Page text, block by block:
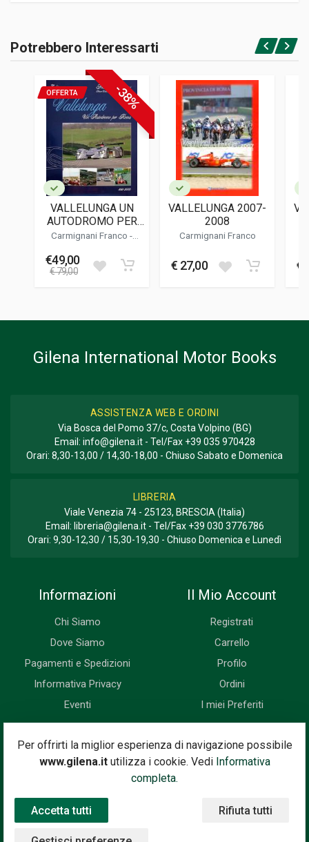
Rilegato
LINGUA DEL TESTO
Inglese, Italiano
DATA DI STAMPA
10/2017
FOTO A COLORI
25 x 32 x 2 cm
Accedi o registrati
Potrebbero Interessarti
-38%
OFFERTA
VALLELUNGA UN
AUTODROMO PER
ROMA 1951-2000
Carmignani Franco -
Enrico
€49,00
€ 79,00
VALLELUNGA 2007-
2008
Carmignani Franco
€ 27,00 €
Per offrirti la miglior esperienza di navigazione possibile
www.gilena.itutilizza i cookie. Vedi Informativa
completa.
Accetta tutti Rifiuta tutti
Gilena International Motor Books
ASSISTENZA WEB E ORDINI
Via Bosca del Pomo 37/c, Costa Volpino (BG)
Email: info@gilena.it- Tel/Fax +39 035 970428
Orari: 8,30-13,00 / 14,30-18,00 - Chiuso Sabato e Domenica
LIBRERIA
Viale Venezia 74 - 25123, BRESCIA (Italia)
Email: libreria@gilena.it- Tel/Fax +39 030 3776786
Orari: 9,30-12,30 / 15,30-19,30 - Chiuso Domenica e Lunedì
Informazioni
Chi Siamo
Dove Siamo
Pagamenti e Spedizioni
Informativa Privacy
Eventi
Il Mio Account
Registrati
Carrello
Profilo
Ordini
I miei Preferiti
Newsletter
Iscriviti subito alla nostra newsletter. Riceverai prima di tutti le
novità, le offerte, i prossimi eventi...
Indirizzo Email
Iscriviti